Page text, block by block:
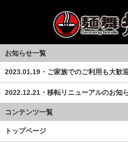
お知らせ一覧
2023.01.19・ご家族でのご利用も大歓
2022.12.21・移転リニューアルのお知
コンテンツ一覧
トップページ